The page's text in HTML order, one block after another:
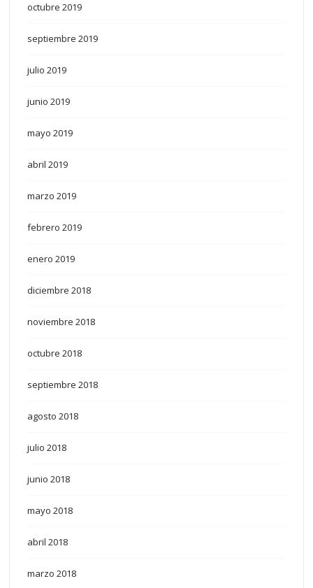
octubre 2019
septiembre 2019
julio 2019
junio 2019
mayo 2019
abril 2019
marzo 2019
febrero 2019
enero 2019
diciembre 2018
noviembre 2018
octubre 2018
septiembre 2018
agosto 2018
julio 2018
junio 2018
mayo 2018
abril 2018
marzo 2018